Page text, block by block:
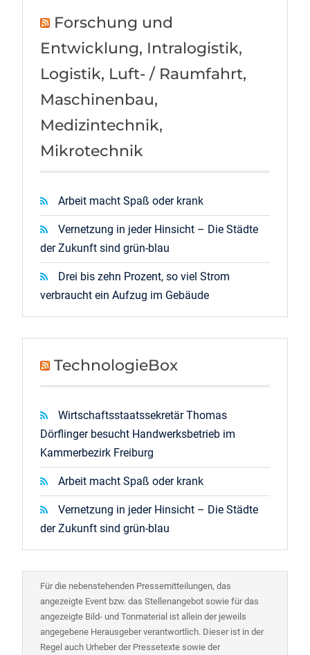
Forschung und
Entwicklung, Intralogistik,
Logistik, Luft- / Raumfahrt,
Maschinenbau,
Medizintechnik,
Mikrotechnik
Arbeit macht Spaß oder krank
Vernetzung in jeder Hinsicht – Die Städte
der Zukunft sind grün-blau
Drei bis zehn Prozent, so viel Strom
verbraucht ein Aufzug im Gebäude
TechnologieBox
Wirtschaftsstaatssekretär Thomas
Dörflinger besucht Handwerksbetrieb im
Kammerbezirk Freiburg
Arbeit macht Spaß oder krank
Vernetzung in jeder Hinsicht – Die Städte
der Zukunft sind grün-blau
Für die nebenstehenden Pressemitteilungen, das
angezeigte Event bzw. das Stellenangebot sowie für das
angezeigte Bild- und Tonmaterial ist allein der jeweils
angegebene Herausgeber verantwortlich. Dieser ist in der
Regel auch Urheber der Pressetexte sowie der